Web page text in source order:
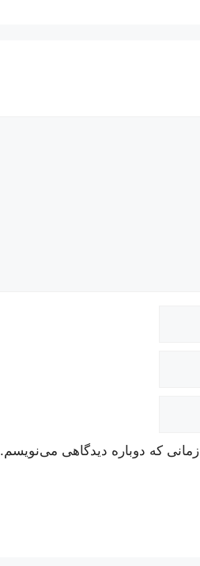
که دوباره دیدگاهی می‌نویسم.